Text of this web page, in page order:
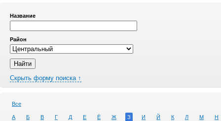
Название
Район
Скрыть форму поиска ↑
Все
А Б В Г Д Е Ё Ж З И Й К Л М Н